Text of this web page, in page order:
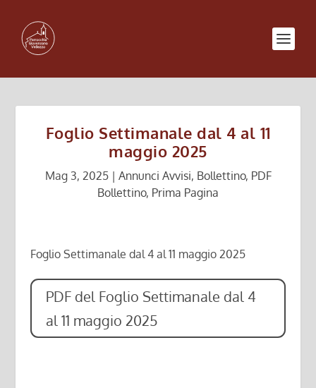
Foglio Settimanale dal 4 al 11
maggio 2025
Mag 3, 2025| Annunci Avvisi, Bollettino, PDF
Bollettino, Prima Pagina
Foglio Settimanale dal 4 al 11 maggio 2025
PDF del Foglio Settimanale dal 4
al 11 maggio 2025